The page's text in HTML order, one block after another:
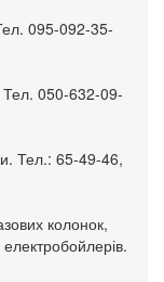
095-092-35-
Тел. 050-632-09-
Тел.: 65-49-46,
колонок,